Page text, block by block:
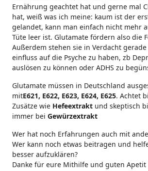
Ernährung geachtet hat und gerne mal
hat, weiß was ich meine: kaum ist der
gelandet, kann man einfach nicht mehr
Tüte leer ist. Glutamate fördern also die
Außerdem stehen sie in Verdacht
einfluss auf die Psyche zu haben, zb
auslösen zu können oder ADHS zu
Glutamate müssen in Deutschland
mitE621, E622, E623, E624, E625. Achtet
Zusätze wie Hefeextrakt und skeptisch
immer bei Gewürzextrakt
Wer hat noch Erfahrungen auch mit
Wer kann noch etwas beitragen und
besser aufzuklären?
Danke für eure Mithilfe und guten Apetit